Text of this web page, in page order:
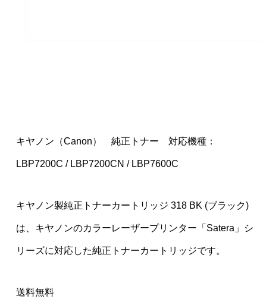
キヤノン（Canon） 純正トナー 対応機種：
LBP7200C / LBP7200CN / LBP7600C
キヤノン製純正トナーカートリッジ 318 BK (ブラック)
は、キヤノンのカラーレーザープリンター「Satera」シ
リーズに対応した純正トナーカートリッジです。
送料無料